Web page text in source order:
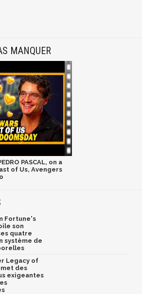
MANQUER
PASCAL, on a
of Us, Avengers
Fortune's
son
quatre
système de
Legacy of
des
exigeantes